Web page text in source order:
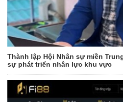
Thành lập Hội Nhân sự miền
sự phát triển nhân lực khu vực